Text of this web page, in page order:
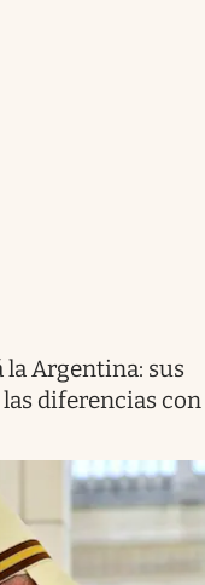
la Argentina: sus
las diferencias con